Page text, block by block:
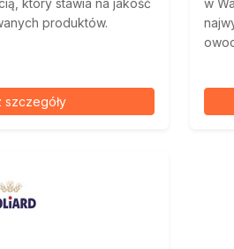
który stawia na jakość
produktów.
szczegóły
w